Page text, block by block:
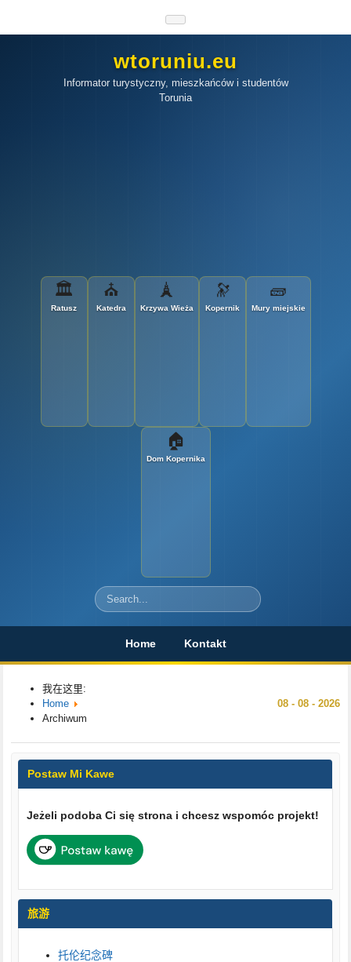
wtoruniu.eu
Informator turystyczny, mieszkańców i studentów
Torunia
🏛
Ratusz
⛪
Katedra
🗼
Krzywa Wieża
🔭
Kopernik
🧱
Mury miejskie
🏠
Dom Kopernika
Szukaj
Home Kontakt
我在这里:
Home
Archiwum
08 - 08 - 2026
Postaw Mi Kawe
Jeżeli podoba Ci się strona i chcesz wspomóc projekt!
旅游
托伦纪念碑